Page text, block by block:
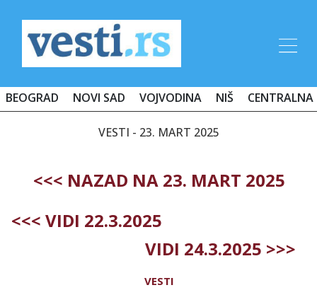
BEOGRAD NOVI SAD VOJVODINA NIŠ CENTRALNA
VESTI - 23. MART 2025
<<< NAZAD NA 23. MART 2025
<<< VIDI 22.3.2025
VIDI 24.3.2025 >>>
VESTI